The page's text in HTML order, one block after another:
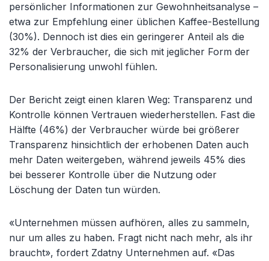
persönlicher Informationen zur Gewohnheitsanalyse –
etwa zur Empfehlung einer üblichen Kaffee-Bestellung
(30%). Dennoch ist dies ein geringerer Anteil als die
32% der Verbraucher, die sich mit jeglicher Form der
Personalisierung unwohl fühlen.
Der Bericht zeigt einen klaren Weg: Transparenz und
Kontrolle können Vertrauen wiederherstellen. Fast die
Hälfte (46%) der Verbraucher würde bei größerer
Transparenz hinsichtlich der erhobenen Daten auch
mehr Daten weitergeben, während jeweils 45% dies
bei besserer Kontrolle über die Nutzung oder
Löschung der Daten tun würden.
«Unternehmen müssen aufhören, alles zu sammeln,
nur um alles zu haben. Fragt nicht nach mehr, als ihr
braucht», fordert Zdatny Unternehmen auf. «Das